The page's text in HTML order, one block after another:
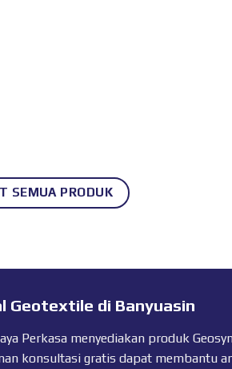
SEMUA PRODUK
Geotextile di Banyuasin
Perkasa menyediakan produk
konsultasi gratis dapat membantu